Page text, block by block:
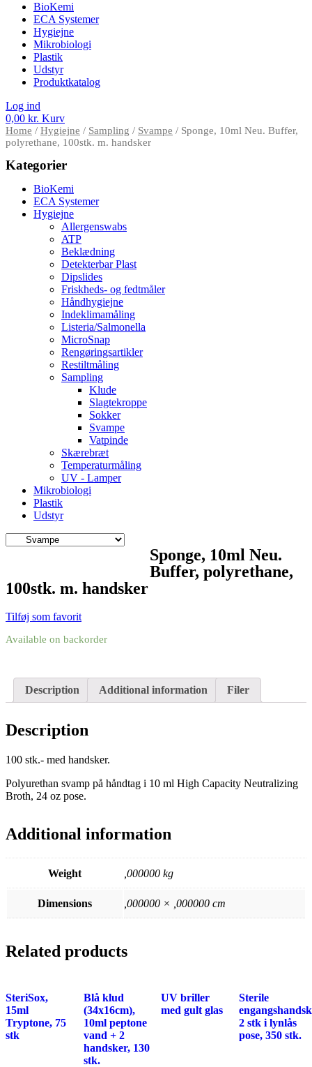
BioKemi
ECA Systemer
Hygiejne
Mikrobiologi
Plastik
Udstyr
Produktkatalog
Log ind
0,00 kr. Kurv
Home / Hygiejne / Sampling / Svampe / Sponge, 10ml Neu. Buffer,
polyrethane, 100stk. m. handsker
Kategorier
BioKemi
ECA Systemer
Hygiejne
Allergenswabs
ATP
Beklædning
Detekterbar Plast
Dipslides
Friskheds- og fedtmåler
Håndhygiejne
Indeklimamåling
Listeria/Salmonella
MicroSnap
Rengøringsartikler
Restiltmåling
Sampling
Klude
Slagtekroppe
Sokker
Svampe
Vatpinde
Skærebræt
Temperaturmåling
UV - Lamper
Mikrobiologi
Plastik
Udstyr
Sponge, 10ml Neu.
Buffer, polyrethane,
100stk. m. handsker
Tilføj som favorit
Available on backorder
Description Additional information Filer
Description
100 stk.- med handsker.
Polyurethan svamp på håndtag i 10 ml High Capacity Neutralizing
Broth, 24 oz pose.
Additional information
Weight ,000000 kg
Dimensions ,000000 × ,000000 cm
Related products
SteriSox,
15ml
Tryptone, 75
stk
Blå klud
(34x16cm),
10ml peptone
vand + 2
handsker, 130
stk.
UV briller
med gult glas
Sterile
2 stk i lynlås
pose, 350 stk.